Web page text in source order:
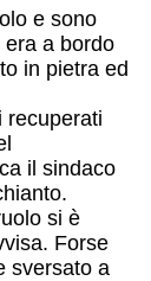
e sono
a bordo
in pietra ed
recuperati
il sindaco
si è
Forse
sversato a